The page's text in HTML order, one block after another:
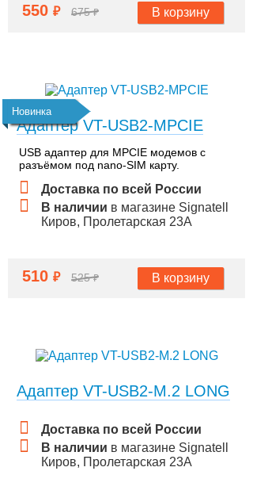
550 ₽ 675₽ В корзину
Новинка
Адаптер VT-USB2-MPCIE
USB адаптер для MPCIE модемов с
разъёмом под nano-SIM карту.
Доставка по всей России
В наличии в магазине Signatell
Киров, Пролетарская 23А
510 ₽ 525₽ В корзину
Адаптер VT-USB2-M.2 LONG
Доставка по всей России
В наличии в магазине Signatell
Киров, Пролетарская 23А